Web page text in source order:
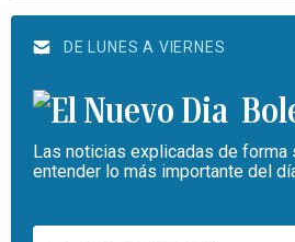
DE LUNES A VIERNES
Las noticias explicadas de forma
entender lo más importante del